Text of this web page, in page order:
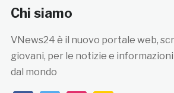
Chi siamo
VNews24 è il nuovo portale web,
giovani, per le notizie e informazioni
dal mondo